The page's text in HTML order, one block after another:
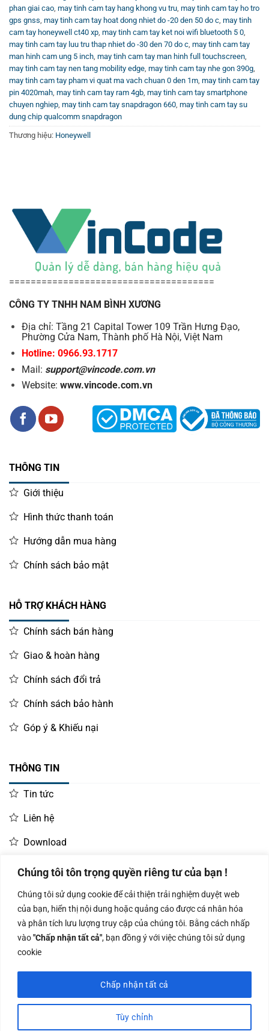
Chúng tôi tôn trọng quyền riêng tư của bạn !
Chúng tôi sử dụng cookie để cải thiện trải nghiệm duyệt web
của bạn, hiển thị nội dung hoặc quảng cáo được cá nhân hóa
và phân tích lưu lượng truy cập của chúng tôi. Bằng cách nhấp
vào"Chấp nhận tất cả", bạn đồng ý với việc chúng tôi sử dụng
cookie
Tùy chỉnh
Chấp nhận tất cả
trong môi trường kinh doanh hiện đại. Với công nghệ tiên
tiến, thiết kế bền bỉ và khả năng nâng cấp phần mềm dài
hạn, CT40 XP chính là thiết bị công nghệ không thể thiếu
cho doanh nghiệp bạn.
Bạn có thể tìm hiểu thêm các giải phápMáy Bán Hàng
POSđể hoàn thiện hệ thống quản lý bán hàng của mình.
Đừng quên theo dõi các video hướng dẫn chi tiết và cập
nhật công nghệ mới trên
phan giai cao may tinh cam tay hang khong vu tru may tinh cam tay ho tro
gps gnss may tinh cam tay hoat dong nhiet do -20 den 50 do c may tinh
cam tay honeywell ct40 xp may tinh cam tay ket noi wifi bluetooth 5 0
may tinh cam tay luu tru thap nhiet do -30 den 70 do c may tinh cam tay
man hinh cam ung 5 inch may tinh cam tay man hinh full touchscreen
may tinh cam tay nen tang mobility edge may tinh cam tay nhe gon 390g
may tinh cam tay pham vi quat ma vach chuan 0 den 1m may tinh cam tay
pin 4020mah may tinh cam tay ram 4gb may tinh cam tay smartphone
chuyen nghiep may tinh cam tay snapdragon 660 may tinh cam tay su
dung chip qualcomm snapdragon
Thương hiệu: Honeywell
======================================
CÔNG TY TNHH NAM BÌNH XƯƠNG
Địa chỉ: Tầng 21 Capital Tower 109 Trần Hưng Đạo,
Phường Cửa Nam, Thành phố Hà Nội, Việt Nam
Hotline: 0966.93.1717
Mail: support@vincode.com.vn
Website: www.vincode.com.vn
THÔNG TIN
Giới thiệu
Hình thức thanh toán
Hướng dẫn mua hàng
Chính sách bảo mật
HỖ TRỢ KHÁCH HÀNG
Chính sách bán hàng
Giao & hoàn hàng
Chính sách đổi trả
Chính sách bảo hành
Góp ý & Khiếu nại
THÔNG TIN
Tin tức
Liên hệ
Download
LIÊN HỆ MUA HÀNG
Kinh doanh:
0966.93.1717
KD Dự Án: 0987
835 345
Kế Toán:
0987.919.040
14/06/2019 bởi Sở Kế Hoạch và Đầu Tư Tp. Hà Nội